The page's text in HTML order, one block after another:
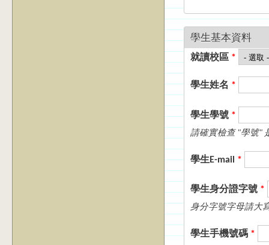
學生基本資料
就讀校區 *
學生姓名 *
學生學號 *
請確實檢查 "學號"
學生E-mail *
學生身分證字號 *
身分字號字母請大
學生手機號碼 *